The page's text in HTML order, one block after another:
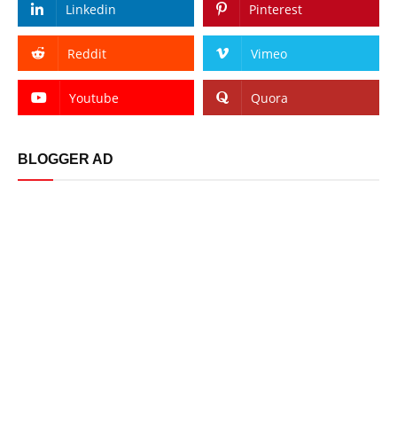
Linkedin Pinterest
Reddit Vimeo
Youtube Quora
BLOGGER AD